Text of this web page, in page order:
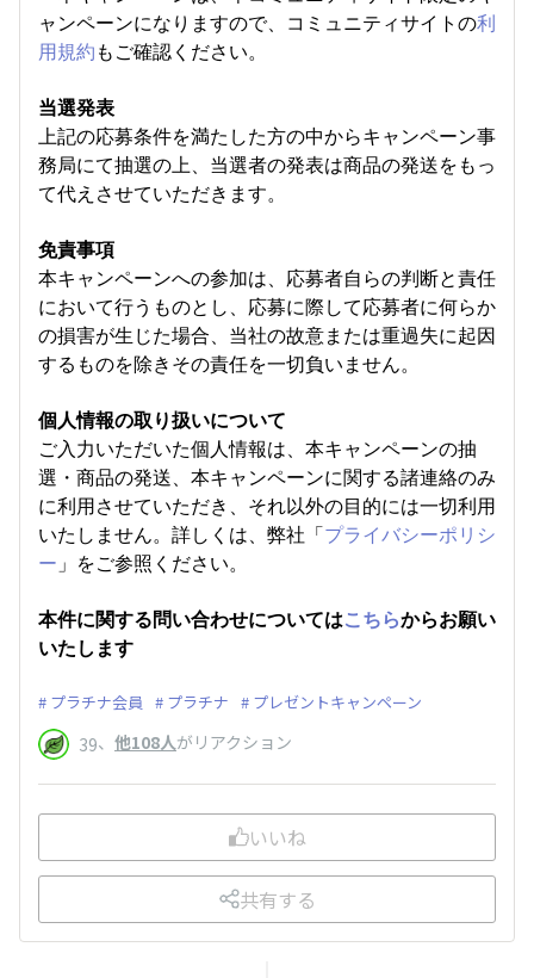
ャンペーンになりますので、コミュニティサイトの利
用規約もご確認ください。
当選発表
上記の応募条件を満たした方の中からキャンペーン事
務局にて抽選の上、当選者の発表は商品の発送をもっ
て代えさせていただきます。
免責事項
本キャンペーンへの参加は、応募者自らの判断と責任
において行うものとし、応募に際して応募者に何らか
の損害が生じた場合、当社の故意または重過失に起因
するものを除きその責任を一切負いません。
個人情報の取り扱いについて
ご入力いただいた個人情報は、本キャンペーンの抽
選・商品の発送、本キャンペーンに関する諸連絡のみ
に利用させていただき、それ以外の目的には一切利用
いたしません。詳しくは、弊社「プライバシーポリシ
ー 」をご参照ください。
本件に関する問い合わせについてはこちらからお願い
いたします
プラチナ会員 プラチナ プレゼントキャンペーン
39、 他108人がリアクション
いいね
共有する